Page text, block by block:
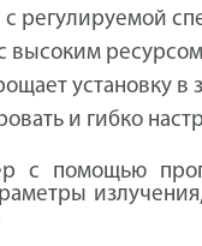
регулируемой
высоким
установку
и гибко
с помощью